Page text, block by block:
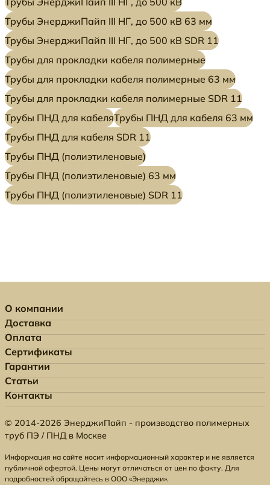
Трубы ЭнерджиПайп III НГ, до 500 кВ 63 мм
Трубы ЭнерджиПайп III НГ, до 500 кВ SDR 11
Трубы для прокладки кабеля полимерные
Трубы для прокладки кабеля полимерные 63 мм
Трубы для прокладки кабеля полимерные SDR 11
Трубы ПНД для кабеляТрубы ПНД для кабеля 63 мм
Трубы ПНД для кабеля SDR 11
Трубы ПНД (полиэтиленовые)
Трубы ПНД (полиэтиленовые) 63 мм
Трубы ПНД (полиэтиленовые) SDR 11
О компании
Доставка
Оплата
Сертификаты
Гарантии
Статьи
Контакты
© 2014-2026 ЭнерджиПайп - производство полимерных
труб ПЭ / ПНД в Москве
Информация на сайте носит информационный характер и не является
публичной офертой. Цены могут отличаться от цен по факту. Для
подробностей обращайтесь в ООО «Энерджи».